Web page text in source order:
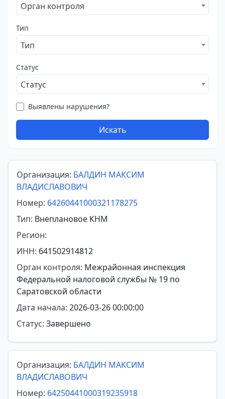
Орган контроля
Тип
Тип
Статус
Статус
Выявлены нарушения?
Искать
Организация: БАЛДИН МАКСИМ
ВЛАДИСЛАВОВИЧ
Номер: 64260441000321178275
Тип: Внеплановое КНМ
Регион:
ИНН: 641502914812
Орган контроля: Межрайонная инспекция
Федеральной налоговой службы № 19 по
Саратовской области
Дата начала: 2026-03-26 00:00:00
Статус: Завершено
Организация: БАЛДИН МАКСИМ
ВЛАДИСЛАВОВИЧ
Номер: 64250441000319235918